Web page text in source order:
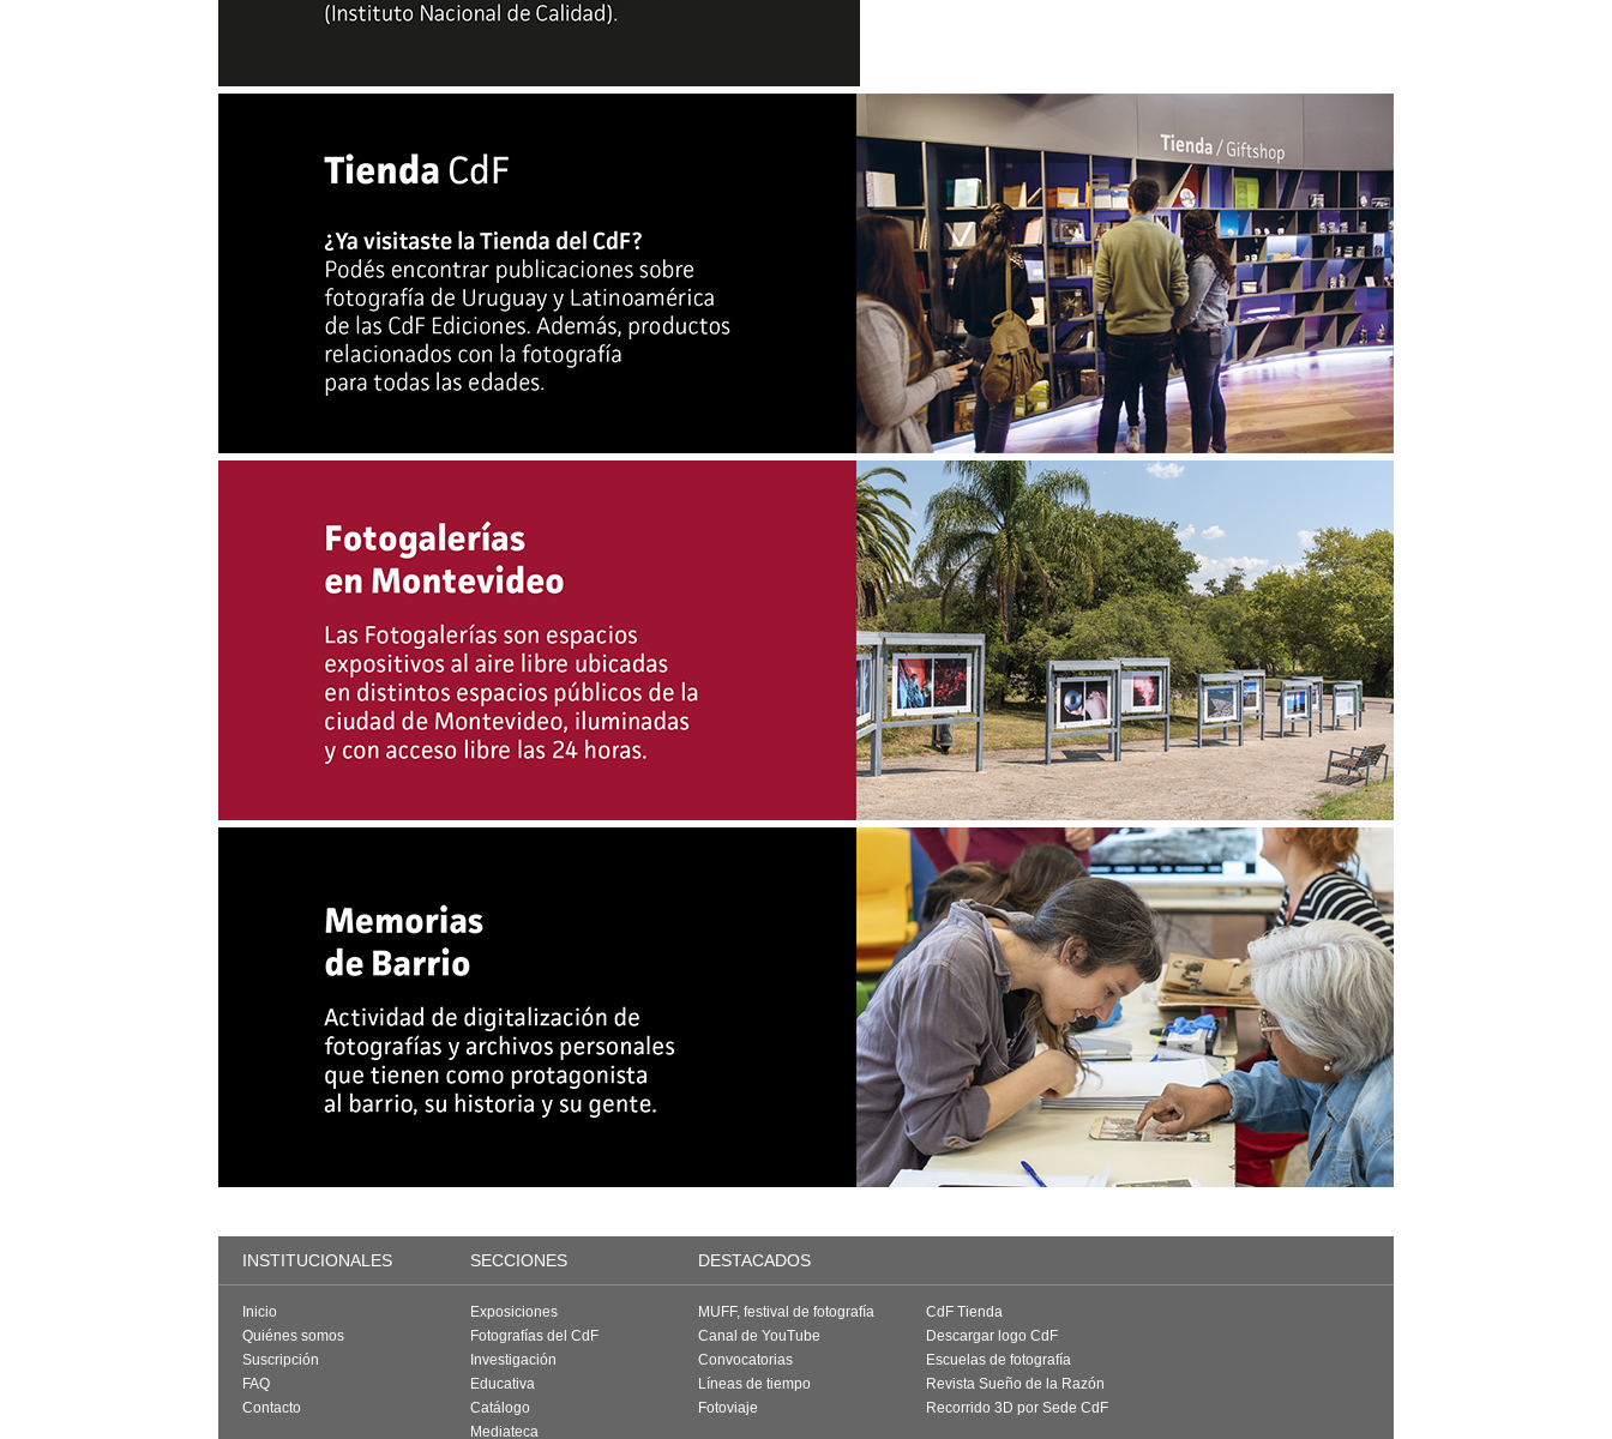
INSTITUCIONALES SECCIONES DESTACADOS
Inicio
Quiénes somos
Suscripción
FAQ
Contacto
Exposiciones
Fotografías del CdF
Investigación
Educativa
Catálogo
Mediateca
MUFF, festival de fotografía
Canal de YouTube
Convocatorias
Líneas de tiempo
Fotoviaje
CdF Tienda
Descargar logo CdF
Escuelas de fotografía
Revista Sueño de la Razón
Recorrido 3D por Sede CdF